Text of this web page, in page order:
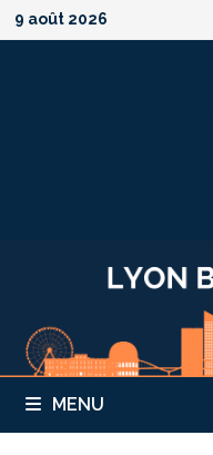
Passer
au
9 août 2026
MENU